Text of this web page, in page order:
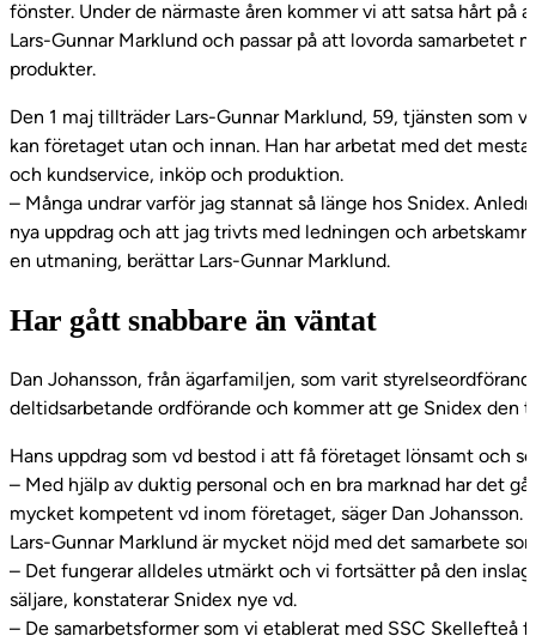
fönster. Under de närmaste åren kommer vi att satsa hårt på
Lars-Gunnar Marklund och passar på att lovorda samarbetet
produkter.
Den 1 maj tillträder Lars-Gunnar Marklund, 59, tjänsten som
kan företaget utan och innan. Han har arbetat med det
och kundservice, inköp och produktion.
– Många undrar varför jag stannat så länge hos Snidex.
nya uppdrag och att jag trivts med ledningen och
en utmaning, berättar Lars-Gunnar Marklund.
Har gått snabbare än väntat
Dan Johansson, från ägarfamiljen, som varit
deltidsarbetande ordförande och kommer att ge Snidex den
Hans uppdrag som vd bestod i att få företaget lönsamt och
– Med hjälp av duktig personal och en bra marknad har det
mycket kompetent vd inom företaget, säger Dan Johansson.
Lars-Gunnar Marklund är mycket nöjd med det samarbete
– Det fungerar alldeles utmärkt och vi fortsätter på den
säljare, konstaterar Snidex nye vd.
– De samarbetsformer som vi etablerat med SSC Skellefteå